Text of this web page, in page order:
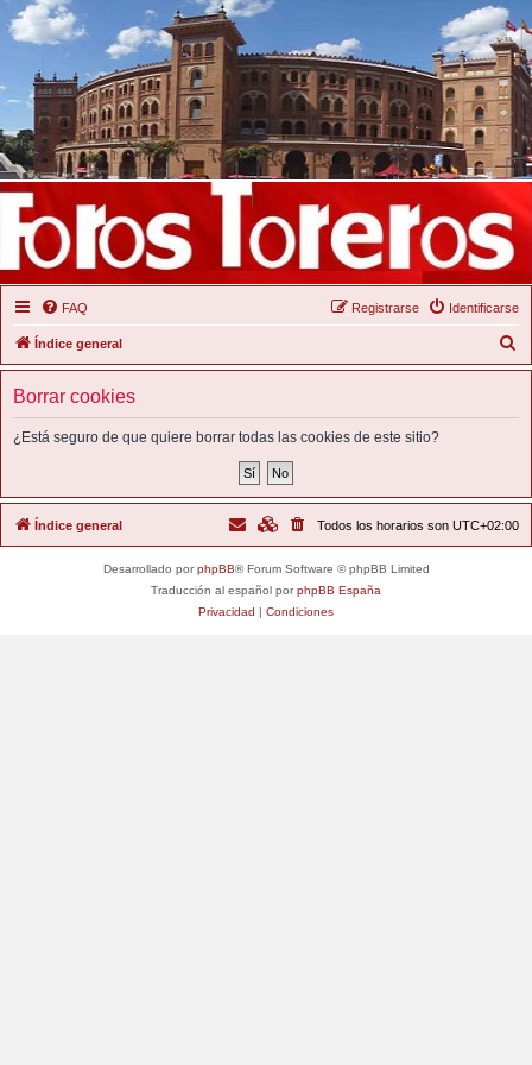
FAQ Identificarse
Registrarse
Índice general
u
Borrar cookies
¿Está seguro de que quiere borrar todas las cookies de este sitio?
Índice general Todos los horarios son UTC+02:00
Desarrollado porphpBB® Forum Software © phpBB Limited
Traducción al español porphpBB España
Privacidad | Condiciones